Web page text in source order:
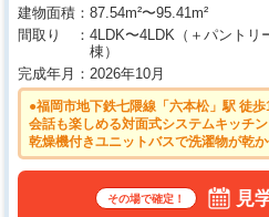
建物面積
87.54m²〜95.41m²
間取り
4LDK〜4LDK （＋パント
棟）
完成年月
2026年10月
●福岡市地下鉄七隈線「六本松」駅 徒
会話も楽しめる対面式システムキッチ
乾燥機付きユニットバスで洗濯物が乾
その場で確定！ 見